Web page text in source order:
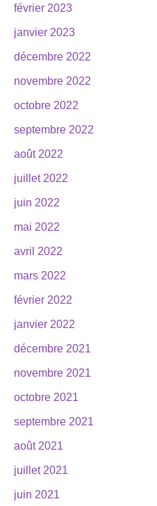
février 2023
janvier 2023
décembre 2022
novembre 2022
octobre 2022
septembre 2022
août 2022
juillet 2022
juin 2022
mai 2022
avril 2022
mars 2022
février 2022
janvier 2022
décembre 2021
novembre 2021
octobre 2021
septembre 2021
août 2021
juillet 2021
juin 2021